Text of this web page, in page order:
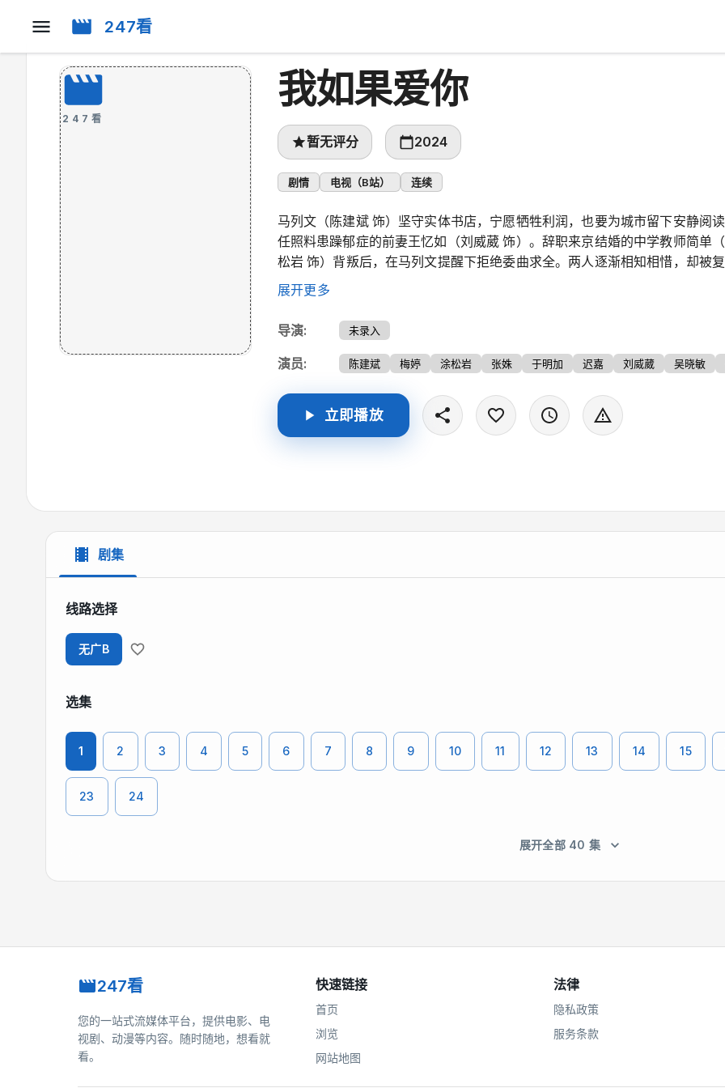
247看
247看
我如果爱你
暂无评分 2024
剧情 电视（B站） 连续
马列文（陈建斌 饰）坚守实体书店，宁愿牺牲利润，也要为城市留下安静阅
任照料患躁郁症的前妻王忆如（刘威葳 饰）。辞职来京结婚的中学教师简单
松岩 饰）背叛后，在马列文提醒下拒绝委曲求全。两人逐渐相知相惜，却被
困境牵绊，最终学着共同面对责任、爱情与梦想。
展开更多
导演: 未录入
演员: 陈建斌 梅婷 涂松岩 张姝 于明加 迟嘉 刘威葳 吴晓敏
立即播放
剧集
线路选择
无广B
选集
1 2 3 4 5 6 7 8 9 10 11 12 13 14 15
23 24
展开全部 40 集
247看
您的一站式流媒体平台，提供电影、电
视剧、动漫等内容。随时随地，想看就
看。
快速链接
首页
浏览
网站地图
法律
隐私政策
服务条款